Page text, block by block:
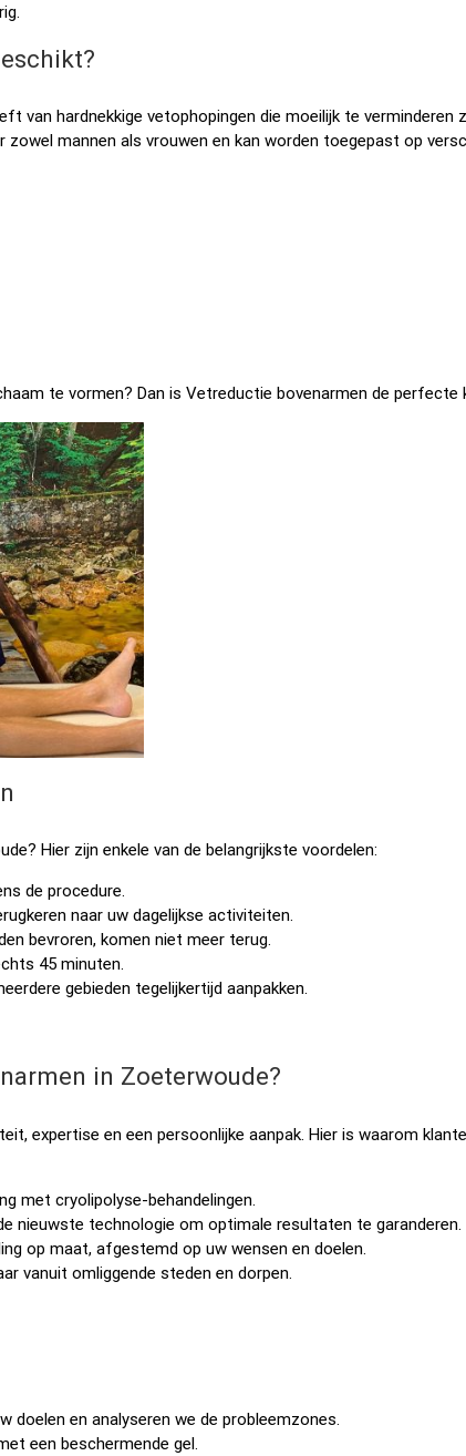
van hardnekkige vetophopingen die moeilijk te verminderen
mannen als vrouwen en kan worden toegepast op
te vormen? Dan is Vetreductie bovenarmen de perfecte
Hier zijn enkele van de belangrijkste voordelen:
de procedure.
naar uw dagelijkse activiteiten.
bevroren, komen niet meer terug.
45 minuten.
gebieden tegelijkertijd aanpakken.
in Zoeterwoude?
expertise en een persoonlijke aanpak. Hier is waarom
met cryolipolyse-behandelingen.
nieuwste technologie om optimale resultaten te garanderen.
op maat, afgestemd op uw wensen en doelen.
vanuit omliggende steden en dorpen.
doelen en analyseren we de probleemzones.
een beschermende gel.